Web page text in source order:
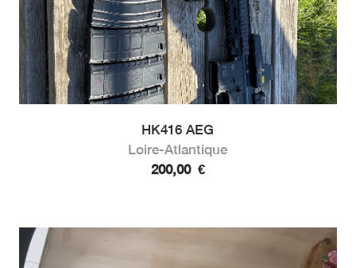
HK416 AEG
Loire-Atlantique
200,00 €